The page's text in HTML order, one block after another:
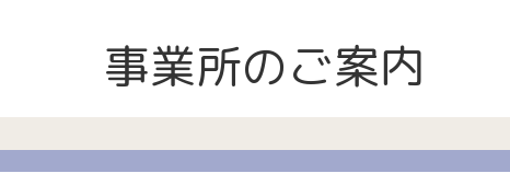
関連ページ
事業所検索
サービスメニュー・ご利用方法・
ご利用料金・店舗のご案内・
保育士募集・シッター募集
介護についての学び
介護するご家族の学び
介護
在宅介護センター
ケアプランセンター
訪問看護ステーション
デイサービスセンター
小規模多機能型居
グループホーム
サービス付き高齢
事業所のご案内